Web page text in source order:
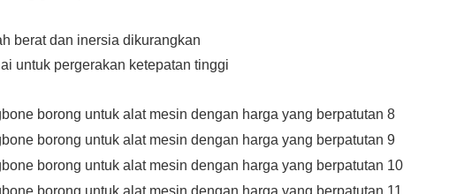
berat dan inersia dikurangkan
untuk pergerakan ketepatan tinggi